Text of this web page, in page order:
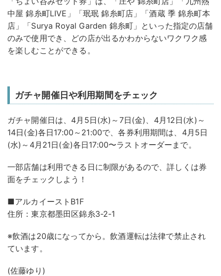
中屋 錦糸町LIVE」「珉珉 錦糸町店」「酒蔵 季 錦糸町本
店」「Surya Royal Garden 錦糸町」といった指定の店舗
のみで使用でき、どの店が出るかわからないワクワク感
を楽しむことができる。
ガチャ開催日や利用期間をチェック
ガチャ開催日は、4月5日(水)～7日(金)、4月12日(水)～
14日(金)各日17:00～21:00で、各券利用期間は、4月5日
(水)～4月21日(金)各日17:00〜ラストオーダーまで。
一部店舗は利用できる日に制限があるので、詳しくは券
面をチェックしよう！
■アルカイーストB1F
住所：東京都墨田区錦糸3-2-1
※飲酒は20歳になってから。飲酒運転は法律で禁止され
ています。
(佐藤ゆり)